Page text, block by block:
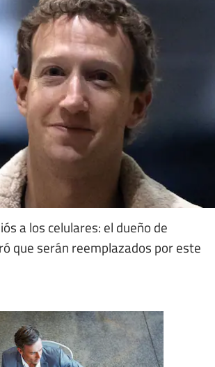
a los celulares: el dueño de
que serán reemplazados por este